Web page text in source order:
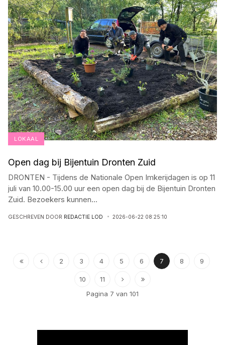
LOKAAL
Open dag bij Bijentuin Dronten Zuid
DRONTEN - Tijdens de Nationale Open Imkerijdagen is op 11
juli van 10.00-15.00 uur een open dag bij de Bijentuin Dronten
Zuid. Bezoekers kunnen...
GESCHREVEN DOOR REDACTIE LOD 2026-06-22 08:25:10
2 3 4 5 6 7 8 9
10
11
Pagina 7 van 101